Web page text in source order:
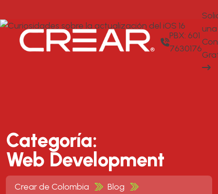
PBX: 601
7630176
una
Categoría:
Web Development
Crear de Colombia
Blog